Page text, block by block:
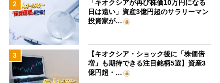
2
「キオクシアが再び株価10万円になる
日は遠い」資産3億円超のサラリーマン
投資家が…
3
【キオクシア・ショック後に「株価倍
増」も期待できる注目銘柄5選】資産3
億円超・…